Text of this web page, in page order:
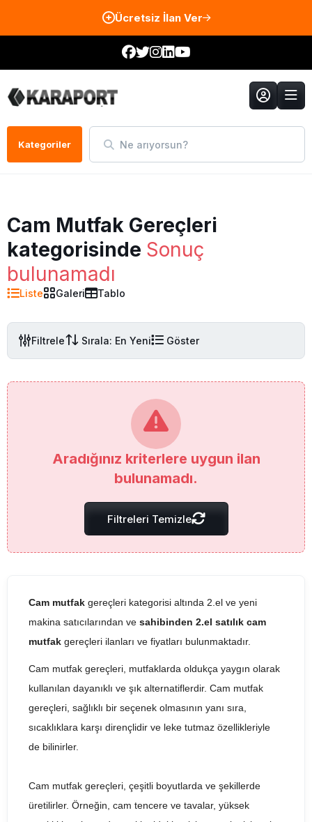
Ücretsiz İlan Ver
Kategoriler Ne arıyorsun?
Cam Mutfak Gereçleri
kategorisinde Sonuç
bulunamadı
Liste Galeri Tablo
Filtrele Sırala: En Yeni Göster
Aradığınız kriterlere uygun ilan
bulunamadı.
Filtreleri Temizle
Cam mutfak gereçleri kategorisi altında 2.el ve yeni
makina satıcılarından ve sahibinden 2.el satılık cam
mutfak gereçleri ilanları ve fiyatları bulunmaktadır.
Cam mutfak gereçleri, mutfaklarda oldukça yaygın olarak
kullanılan dayanıklı ve şık alternatiflerdir. Cam mutfak
gereçleri, sağlıklı bir seçenek olmasının yanı sıra,
sıcaklıklara karşı dirençlidir ve leke tutmaz özellikleriyle
de bilinirler.
Cam mutfak gereçleri, çeşitli boyutlarda ve şekillerde
üretilirler. Örneğin, cam tencere ve tavalar, yüksek